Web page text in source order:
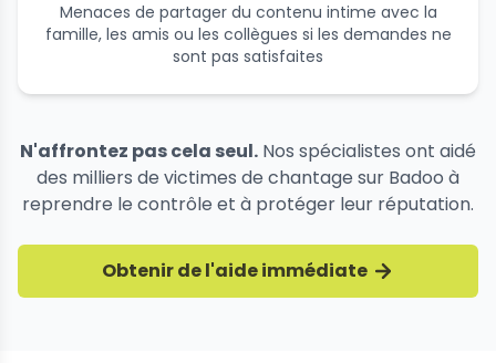
Menaces de partager du contenu intime avec la
famille, les amis ou les collègues si les demandes ne
sont pas satisfaites
N'affrontez pas cela seul. Nos spécialistes ont aidé
des milliers de victimes de chantage sur Badoo à
reprendre le contrôle et à protéger leur réputation.
Obtenir de l'aide immédiate